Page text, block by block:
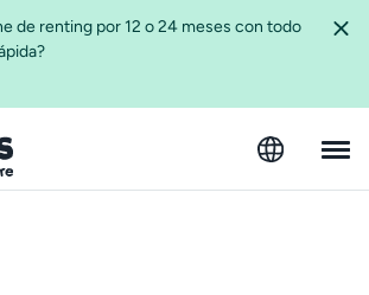
de renting por 12 o 24 meses con todo